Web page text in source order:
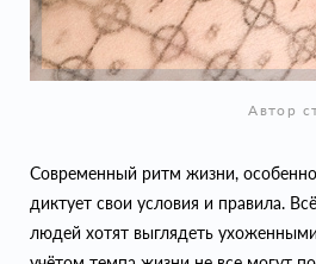
Автор
Современный ритм жизни,
диктует свои условия и правила.
людей хотят выглядеть